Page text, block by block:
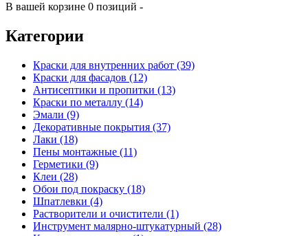
В вашей корзине 0 позиций -
Категории
Краски для внутренних работ (39)
Краски для фасадов (12)
Антисептики и пропитки (13)
Краски по металлу (14)
Эмали (9)
Декоративные покрытия (37)
Лаки (18)
Пены монтажные (11)
Герметики (9)
Клеи (28)
Обои под покраску (18)
Шпатлевки (4)
Растворители и очистители (1)
Инструмент малярно-штукатурный (28)